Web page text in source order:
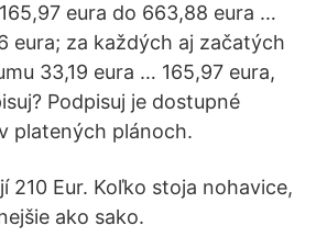
eura do 663,88 eura …
eura; za každých aj začatých
33,19 eura … 165,97 eura,
Podpisuj je dostupné
platených plánoch.
210 Eur. Koľko stoja nohavice,
ako sako.